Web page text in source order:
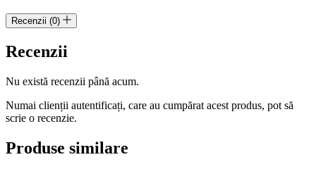
Recenzii (0)
Recenzii
Nu există recenzii până acum.
Numai clienții autentificați, care au cumpărat acest produs, pot să
scrie o recenzie.
Produse similare